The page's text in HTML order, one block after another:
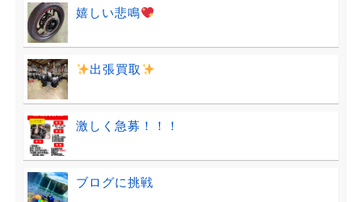
嬉しい悲鳴
出張買取
激しく急募！！！
ブログに挑戦